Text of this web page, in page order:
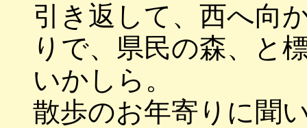
引き返して、西へ向
りで、県民の森、と
いかしら。
散歩のお年寄りに聞